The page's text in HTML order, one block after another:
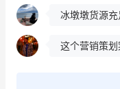
冰墩墩货源
这个营销策